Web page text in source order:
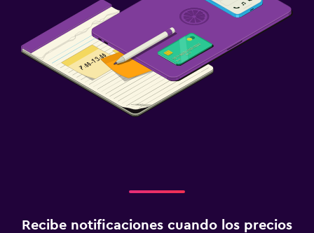
Recibe notificaciones cuando los precios